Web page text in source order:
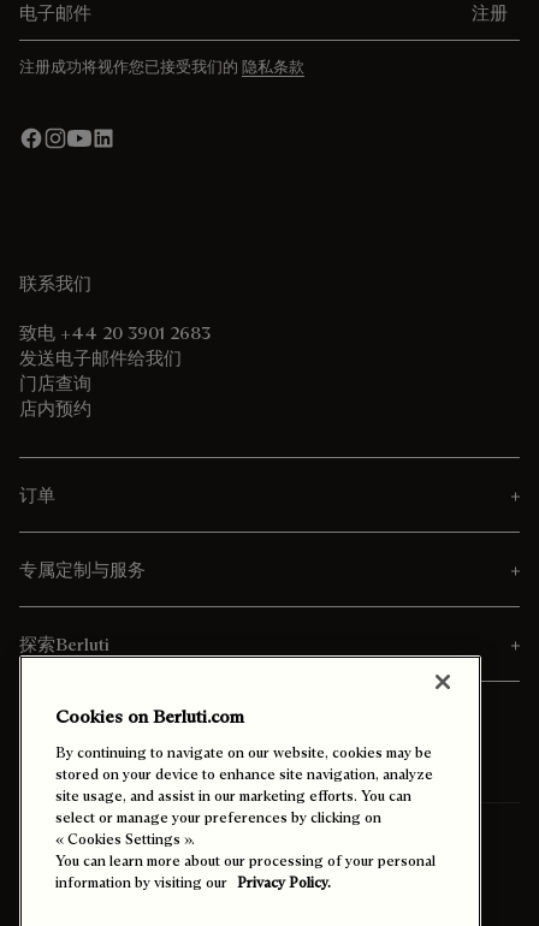
注册
注册成功将视作您已接受我们的 隐私条款
联系我们
致电 +44 20 3901 2683
发送电子邮件给我们
门店查询
店内预约
订单
专属定制与服务
探索Berluti
寄送至 台灣 (中文)
Cookies on Berluti.com
By continuing to navigate on our website, cookies may be
stored on your device to enhance site navigation, analyze
site usage, and assist in our marketing efforts. You can
select or manage your preferences by clicking on
« Cookies Settings ».
You can learn more about our processing of your personal
information by visiting our Privacy Policy.